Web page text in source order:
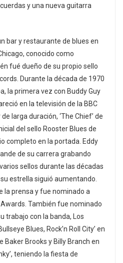
y una nueva guitarra
bar y restaurante de blues en
conocido como
fué dueño de su propio sello
Durante la década de 1970
la primera vez con Buddy Guy
en la televisión de la BBC
larga duración, ‘The Chief’ de
del sello Rooster Blues de
completo en la portada. Eddy
de su carrera grabando
sellos durante las décadas
estrella siguió aumentando.
la prensa y fue nominado a
También fue nominado
trabajo con la banda, Los
Blues, Rock’n Roll City’ en
Baker Brooks y Billy Branch en
teniendo la fiesta de